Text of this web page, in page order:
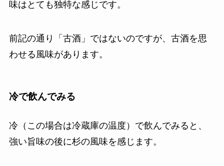
味はとても独特な感じです。
前記の通り「古酒」ではないのですが、古酒を思
わせる風味があります。
冷で飲んでみる
冷（この場合は冷蔵庫の温度）で飲んでみると、
強い旨味の後に杉の風味を感じます。